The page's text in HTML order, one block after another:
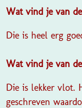
Wat vind je van
Die is heel erg
Wat vind je van
Die is lekker vlot.
geschreven